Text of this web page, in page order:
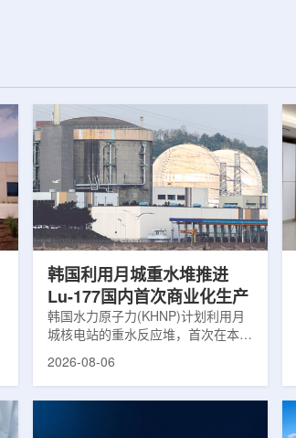
韩国利用月城重水堆推进
Lu-177国内首次商业化生产
韩国水力原子力(KHNP)计划利用月
城核电站的重水反应堆，首次在本土
生产用于癌症治疗的放射性同位素
2026-08-06